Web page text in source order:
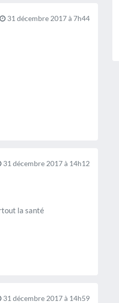
31 décembre 2017 à 7h44
31 décembre 2017 à 14h12
la santé
31 décembre 2017 à 14h59